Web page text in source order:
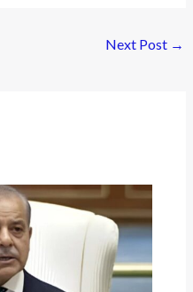
Next Post →